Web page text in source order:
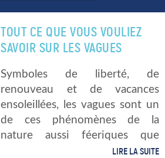
TOUT CE QUE VOUS VOULIEZ
SAVOIR SUR LES VAGUES
Symboles de liberté, de
renouveau et de vacances
ensoleillées, les vagues sont un
de ces phénomènes de la
nature aussi féeriques que
complexes. Mais alors, savez-
LIRE LA SUITE